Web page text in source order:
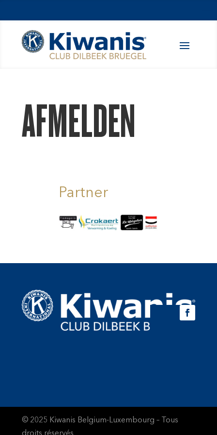
AFMELDEN
Partner
© 2025 Kiwanis Belgium-Luxembourg – Tous